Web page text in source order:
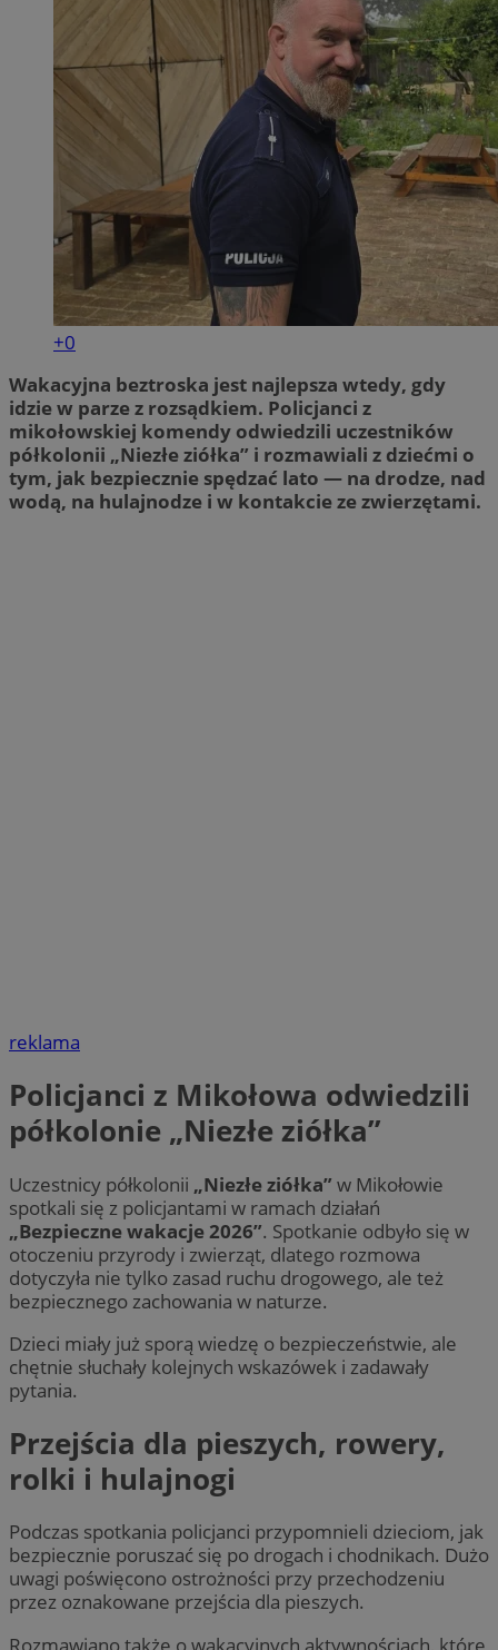
+0
Wakacyjna beztroska jest najlepsza wtedy, gdy
idzie w parze z rozsądkiem. Policjanci z
mikołowskiej komendy odwiedzili uczestników
półkolonii „Niezłe ziółka” i rozmawiali z dziećmi o
tym, jak bezpiecznie spędzać lato — na drodze, nad
wodą, na hulajnodze i w kontakcie ze zwierzętami.
reklama
Policjanci z Mikołowa odwiedzili
półkolonie „Niezłe ziółka”
Uczestnicy półkolonii „Niezłe ziółka” w Mikołowie
spotkali się z policjantami w ramach działań
„Bezpieczne wakacje 2026”. Spotkanie odbyło się w
otoczeniu przyrody i zwierząt, dlatego rozmowa
dotyczyła nie tylko zasad ruchu drogowego, ale też
bezpiecznego zachowania w naturze.
Dzieci miały już sporą wiedzę o bezpieczeństwie, ale
chętnie słuchały kolejnych wskazówek i zadawały
pytania.
Przejścia dla pieszych, rowery,
rolki i hulajnogi
Podczas spotkania policjanci przypomnieli dzieciom, jak
bezpiecznie poruszać się po drogach i chodnikach. Dużo
uwagi poświęcono ostrożności przy przechodzeniu
przez oznakowane przejścia dla pieszych.
Rozmawiano także o wakacyjnych aktywnościach, które